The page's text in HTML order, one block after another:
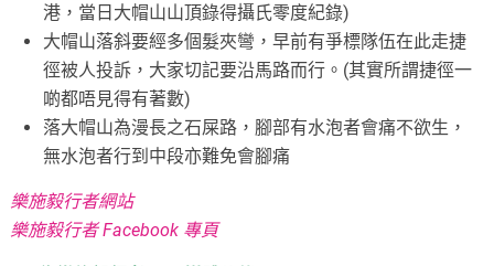
港，當日大帽山山頂錄得攝氏零度紀錄)
大帽山落斜要經多個髮夾彎，早前有爭標隊伍在此走捷
徑被人投訴，大家切記要沿馬路而行。(其實所謂捷徑一
啲都唔見得有著數)
落大帽山為漫長之石屎路，腳部有水泡者會痛不欲生，
無水泡者行到中段亦難免會腳痛
樂施毅行者網站
樂施毅行者 Facebook 專頁